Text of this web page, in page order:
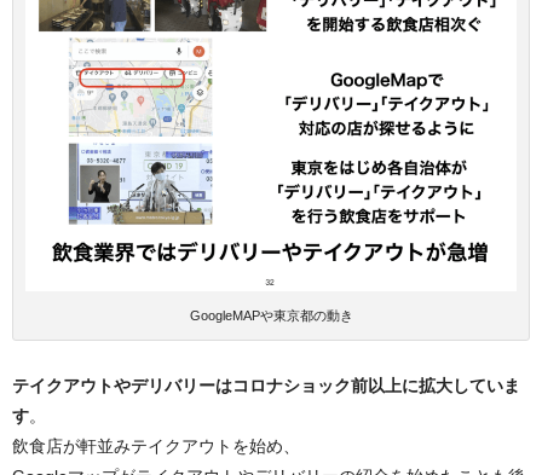
GoogleMAPや東京都の動き
テイクアウトやデリバリーはコロナショック前以上に拡大していま
す。
飲食店が軒並みテイクアウトを始め、